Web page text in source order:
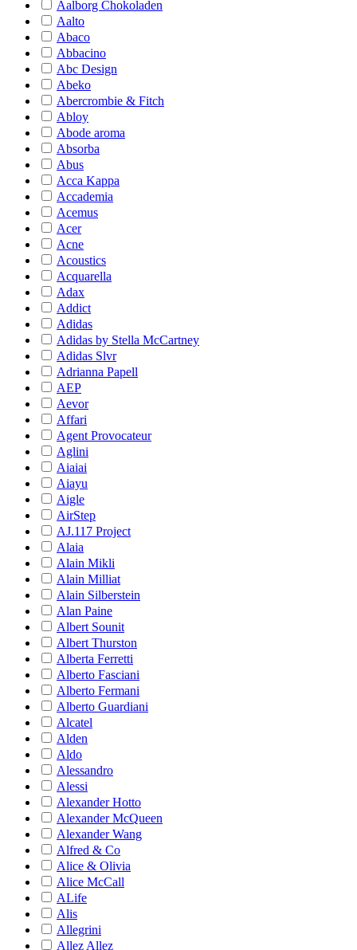
Aalborg Chokoladen
Aalto
Abaco
Abbacino
Abc Design
Abeko
Abercrombie & Fitch
Abloy
Abode aroma
Absorba
Abus
Acca Kappa
Accademia
Acemus
Acer
Acne
Acoustics
Acquarella
Adax
Addict
Adidas
Adidas by Stella McCartney
Adidas Slvr
Adrianna Papell
AEP
Aevor
Affari
Agent Provocateur
Aglini
Aiaiai
Aiayu
Aigle
AirStep
AJ.117 Project
Alaia
Alain Mikli
Alain Milliat
Alain Silberstein
Alan Paine
Albert Sounit
Albert Thurston
Alberta Ferretti
Alberto Fasciani
Alberto Fermani
Alberto Guardiani
Alcatel
Alden
Aldo
Alessandro
Alessi
Alexander Hotto
Alexander McQueen
Alexander Wang
Alfred & Co
Alice & Olivia
Alice McCall
ALife
Alis
Allegrini
Allez Allez